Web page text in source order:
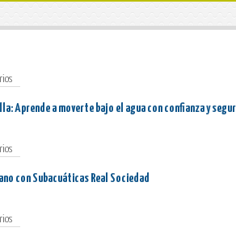
Aprende a moverte bajo el agua con confianza y
con Subacuáticas Real Sociedad